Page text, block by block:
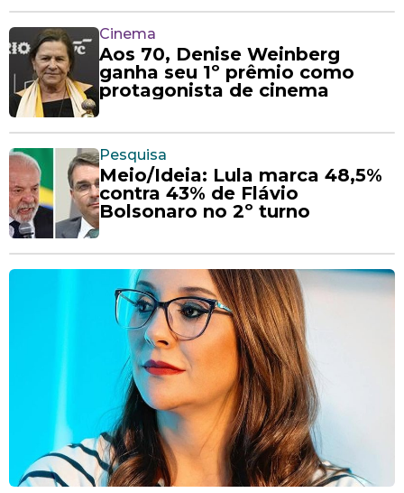
Cinema
Aos 70, Denise Weinberg
ganha seu 1º prêmio como
protagonista de cinema
Pesquisa
Meio/Ideia: Lula marca 48,5%
contra 43% de Flávio
Bolsonaro no 2º turno